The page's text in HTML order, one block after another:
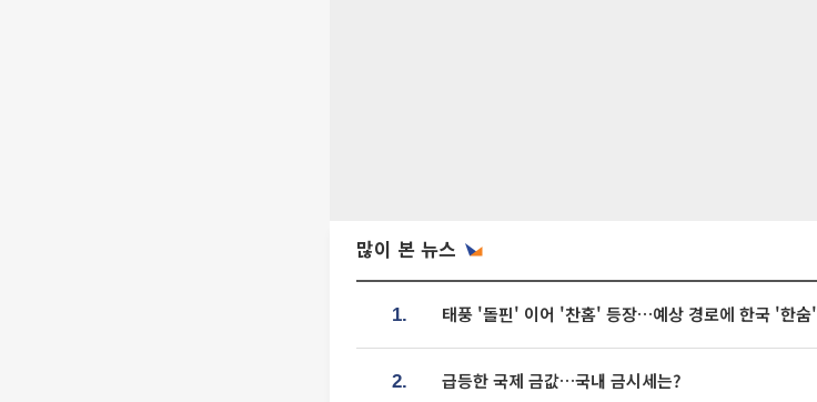
많이 본 뉴스
1. 태풍 '돌핀' 이어 '찬홈' 등장…예상 경로에 한국 '한숨'
2. 급등한 국제 금값…국내 금시세는?